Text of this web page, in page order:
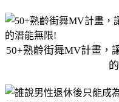
50+熟齡街舞MV計畫，